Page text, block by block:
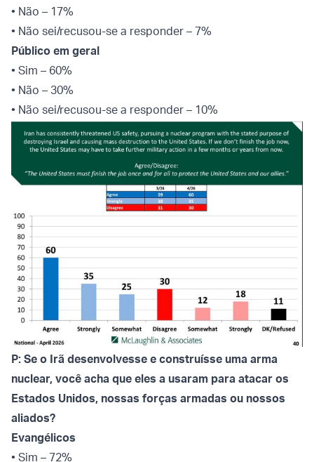
• Não – 17%
• Não sei/recusou-se a responder – 7%
Público em geral
• Sim – 60%
• Não – 30%
• Não sei/recusou-se a responder – 10%
P: Se o Irã desenvolvesse e construísse uma arma
nuclear, você acha que eles a usaram para atacar os
Estados Unidos, nossas forças armadas ou nossos
aliados?
Evangélicos
• Sim – 72%